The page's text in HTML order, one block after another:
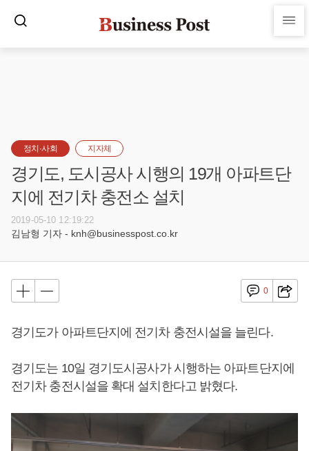
정치·사회 지자체
경기도, 도시공사 시행의 19개 아파트단
지에 전기차 충전소 설치
2019-05-10 12:19:22
김남형 기자 - knh@businesspost.co.kr
0
경기도가 아파트단지에 전기차 충전시설을 늘린다.
경기도는 10일 경기도시공사가 시행하는 아파트단지에
전기차 충전시설을 확대 설치한다고 밝혔다.